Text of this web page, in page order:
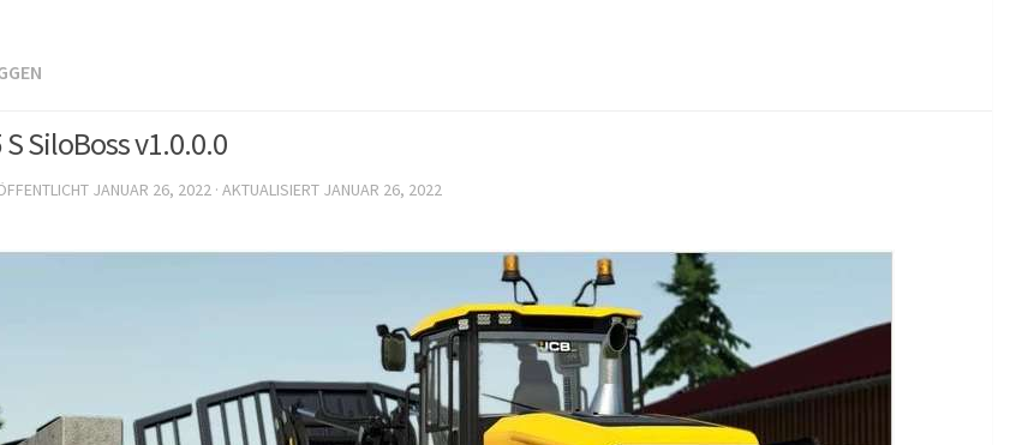
S SiloBoss v1.0.0.0
JANUAR 26, 2022 · AKTUALISIERT JANUAR 26, 2022